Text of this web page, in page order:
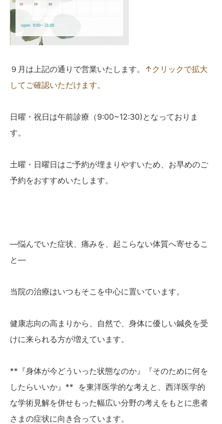
９月は上記の通りで営業いたします。 ↑クリックで拡大
してご確認いただけます。
日曜・祝日は午前診療（9:00~12:30)となっておりま
す。
土曜・日曜日はご予約が埋まりやすいため、お早めのご
予約をおすすめいたします。
―悩んでいた症状、痛みを、起こらない体質へ寄せるこ
と―
当院の治療はいつもそこを中心に置いています。
健康志向の高まりから、自然で、身体に優しい鍼灸を受
けに来られる方が増えています。
**『身体が今どういった状態なのか』『そのために何を
したらいいか』** を東洋医学的な考えと、西洋医学的
な学術見解を併せもった幅広い分野の考えをもとに患者
さまの症状に向き合っています。